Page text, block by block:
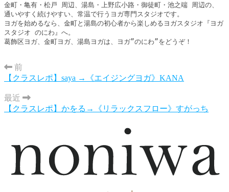
金町・亀有・松戸 周辺、湯島・上野広小路・御徒町・池之端 周辺の、
通いやすく続けやすい、常温で行うヨガ専門スタジオです。
ヨガを始めるなら、金町と湯島の初心者から楽しめるヨガスタジオ『ヨガ
スタジオ のにわ』へ。
葛飾区ヨガ、金町ヨガ、湯島ヨガは、ヨガ”のにわ”をどうぞ！
前
【クラスレポ】saya →《エイジングヨガ》KANA
最近
【クラスレポ】かをる→《リラックスフロー》すがっち